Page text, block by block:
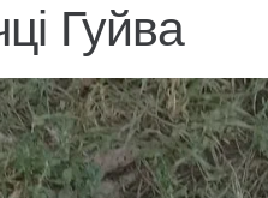
Гуйва